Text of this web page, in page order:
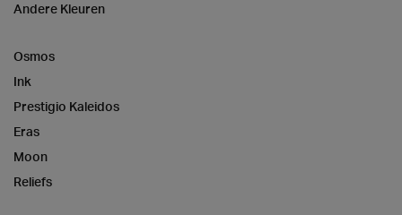
Andere Kleuren
Osmos
Ink
Prestigio Kaleidos
Eras
Moon
Reliefs